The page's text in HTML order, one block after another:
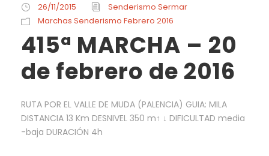
26/11/2015
Senderismo Sermar
Marchas Senderismo Febrero 2016
415ª MARCHA – 20
de febrero de 2016
RUTA POR EL VALLE DE MUDA (PALENCIA) GUIA: MILA
DISTANCIA 13 Km DESNIVEL 350 m↑ ↓ DIFICULTAD media
-baja DURACIÓN 4h